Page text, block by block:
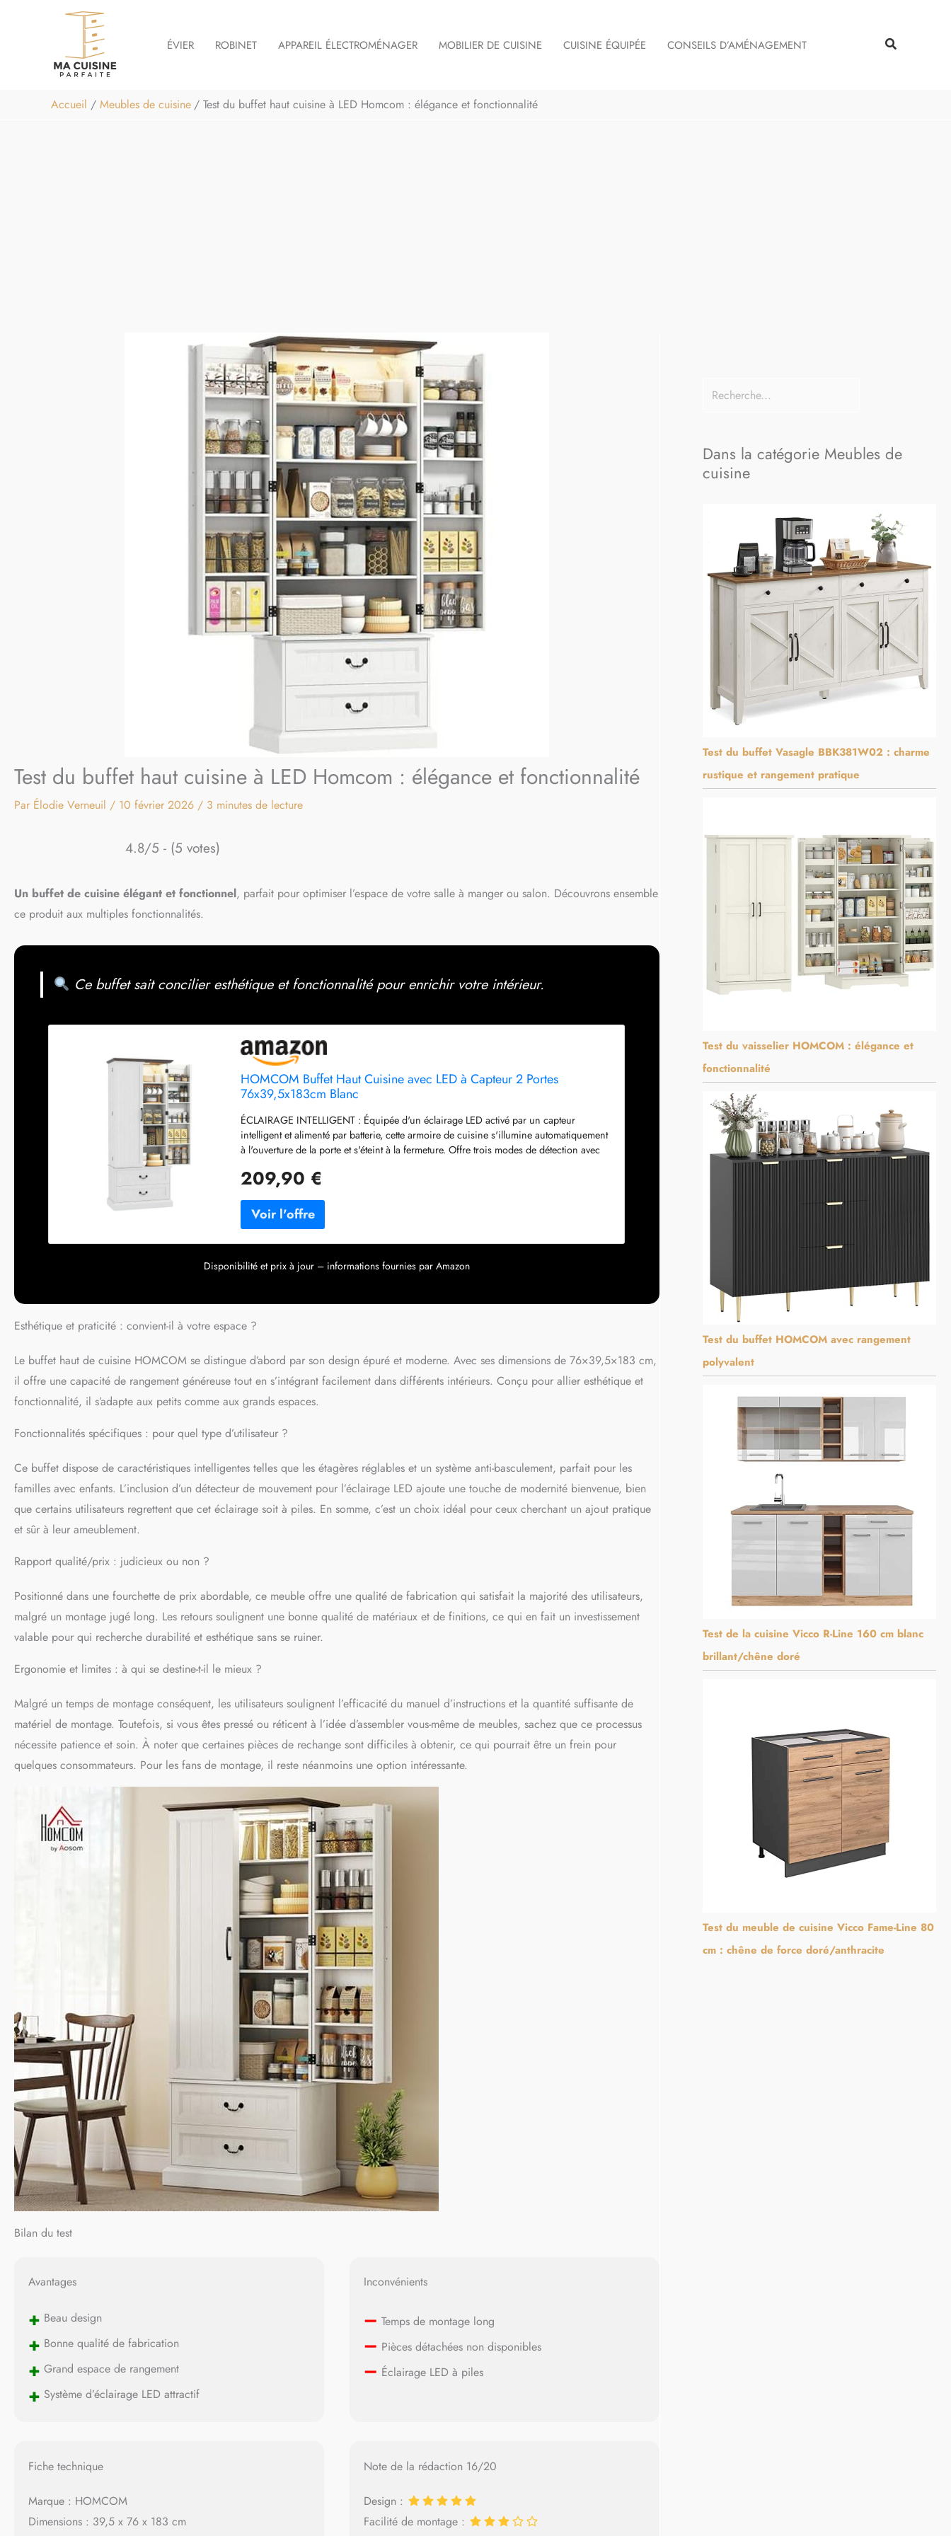
ÉVIER ROBINET APPAREIL ÉLECTROMÉNAGER MOBILIER DE CUISINE CUISINE ÉQUIPÉE CONSEILS D’AMÉNAGEMENT Rechercher
Accueil Meubles de cuisine Test du buffet haut cuisine à LED Homcom : élégance et fonctionnalité
Test du buffet haut cuisine à LED Homcom : élégance et fonctionnalité
Par Élodie Verneuil / 10 février 2026 / 3 minutes de lecture
4.8/5 - (5 votes)
Un buffet de cuisine élégant et fonctionnel, parfait pour optimiser l’espace de votre salle à manger ou salon. Découvrons ensemble
ce produit aux multiples fonctionnalités.
Ce buffet sait concilier esthétique et fonctionnalité pour enrichir votre intérieur.
HOMCOM Buffet Haut Cuisine avec LED à Capteur 2 Portes
76x39,5x183cm Blanc
ÉCLAIRAGE INTELLIGENT : Équipée d'un éclairage LED activé par un capteur
intelligent et alimenté par batterie, cette armoire de cuisine s'illumine automatiquement
à l'ouverture de la porte et s'éteint à la fermeture. Offre trois modes de détection avec
MODULABLE : Dispose de dix porte-épices pour vos condiments et petits pots, et d'un
que boîtes de céréales ou ustensiles de cuisine. Les deux tiroirs organisent
parfaitement vos couverts, contribuant à une cuisine bien rangée. ÉLÉGANCE
champêtre. Les panneaux à lambris et les poignées tombantes traditionnelles
assurant une protection optimale pour vous et vos proches. SPÉCIFICATIONS DU
recommandée : 100 kg (total), 10 kg (étagère/tiroir), 3 kg (étagère de porte).
Assemblage requis.
209,90 €
Disponibilité et prix à jour – informations fournies par Amazon
Esthétique et praticité : convient-il à votre espace ?
Le buffet haut de cuisine HOMCOM se distingue d’abord par son design épuré et moderne. Avec ses dimensions de 76×39,5×183 cm,
il offre une capacité de rangement généreuse tout en s’intégrant facilement dans différents intérieurs. Conçu pour allier esthétique et
fonctionnalité, il s’adapte aux petits comme aux grands espaces.
Fonctionnalités spécifiques : pour quel type d’utilisateur ?
Ce buffet dispose de caractéristiques intelligentes telles que les étagères réglables et un système anti-basculement, parfait pour les
familles avec enfants. L’inclusion d’un détecteur de mouvement pour l’éclairage LED ajoute une touche de modernité bienvenue, bien
que certains utilisateurs regrettent que cet éclairage soit à piles. En somme, c’est un choix idéal pour ceux cherchant un ajout pratique
et sûr à leur ameublement.
Rapport qualité/prix : judicieux ou non ?
Positionné dans une fourchette de prix abordable, ce meuble offre une qualité de fabrication qui satisfait la majorité des utilisateurs,
malgré un montage jugé long. Les retours soulignent une bonne qualité de matériaux et de finitions, ce qui en fait un investissement
valable pour qui recherche durabilité et esthétique sans se ruiner.
Ergonomie et limites : à qui se destine-t-il le mieux ?
Malgré un temps de montage conséquent, les utilisateurs soulignent l’efficacité du manuel d’instructions et la quantité suffisante de
matériel de montage. Toutefois, si vous êtes pressé ou réticent à l’idée d’assembler vous-même de meubles, sachez que ce processus
nécessite patience et soin. À noter que certaines pièces de rechange sont difficiles à obtenir, ce qui pourrait être un frein pour
quelques consommateurs. Pour les fans de montage, il reste néanmoins une option intéressante.
Bilan du test
Avantages
+ Beau design
+ Bonne qualité de fabrication
+ Grand espace de rangement
+ Système d’éclairage LED attractif
Inconvénients
– Temps de montage long
– Pièces détachées non disponibles
– Éclairage LED à piles
Fiche technique
Marque : HOMCOM
Dimensions : 39,5 x 76 x 183 cm
Note de la rédaction 16/20
Design :
Facilité de montage :
Dans la catégorie Meubles de
cuisine
Test du buffet Vasagle BBK381W02 : charme
rustique et rangement pratique
Test du vaisselier HOMCOM : élégance et
fonctionnalité
Test du buffet HOMCOM avec rangement
polyvalent
Test de la cuisine Vicco R-Line 160 cm blanc
brillant/chêne doré
Test du meuble de cuisine Vicco Fame-Line 80
cm : chêne de force doré/anthracite